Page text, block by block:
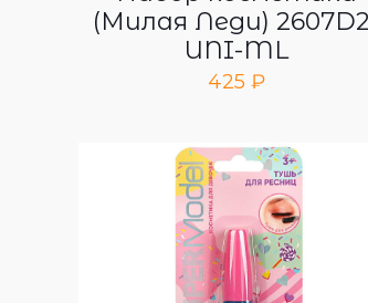
(Милая Леди)
UNI-ML
425 ₽